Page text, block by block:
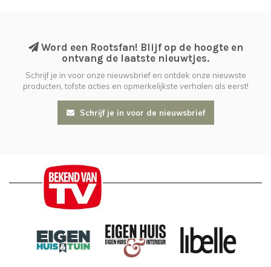
Word een Rootsfan! Blijf op de hoogte en
ontvang de laatste nieuwtjes.
Schrijf je in voor onze nieuwsbrief en ontdek onze nieuwste
producten, tofste acties en opmerkelijkste verhalen als eerst!
Schrijf je in voor de nieuwsbrief